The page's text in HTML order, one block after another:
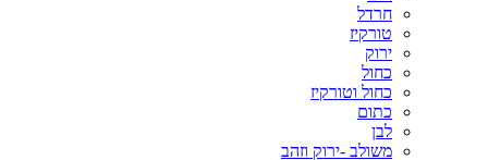
חרדל
טורקיז
ירוק
כחול
כחול וטורקיז
כתום
לבן
משולב -ירוק וזהב